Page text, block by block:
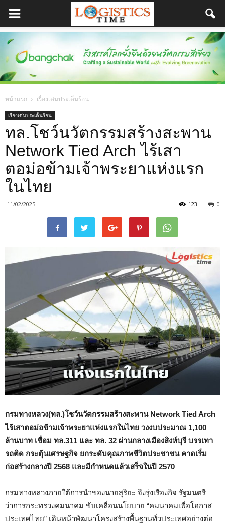
หน้าแรก เรื่องเด่นประเด็นร้อน
เรื่องเด่นประเด็นร้อน
ทล.โชว์นวัตกรรมสร้างสะพาน
Network Tied Arch ไร้เสา
ตอม่อข้ามเจ้าพระยาแห่งแรก
ในไทย
11/02/2025 0
123
กรมทางหลวง(ทล.)โชว์นวัตกรรมสร้างสะพาน Network Tied Arch
ไร้เสาตอม่อข้ามเจ้าพระยาแห่งแรกในไทย วงงบประมาณ 1,100
ล้านบาท เชื่อม ทล.311 และ ทล. 32 ผ่านกลางเมืองสิงห์บุรี บรรเทา
รถติด กระตุ้นเศรษฐกิจ ยกระดับคุณภาพชีวิตประชาชน คาดเริ่ม
ก่อสร้างกลางปี 2568 และมีกำหนดแล้วเสร็จในปี 2570
กรมทางหลวงภายใต้การนำของนายสุริยะ จึงรุ่งเรืองกิจ รัฐมนตรี
ว่าการกระทรวงคมนาคม ขับเคลื่อนนโยบาย “คมนาคมเพื่อโอกาส
ประเทศไทย” เดินหน้าพัฒนาโครงสร้างพื้นฐานทั่วประเทศอย่างต่อ